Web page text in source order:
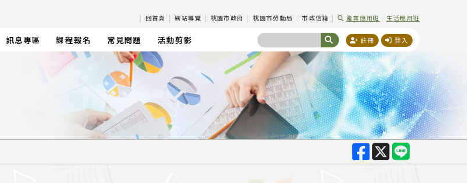
| 回首頁 |網站導覽 | 桃園市政府 |桃園市勞動局 |市政信箱 | 產業應用班 、 生活應用班
訊息專區 課程報名 常見問題 活動剪影 註冊 登入